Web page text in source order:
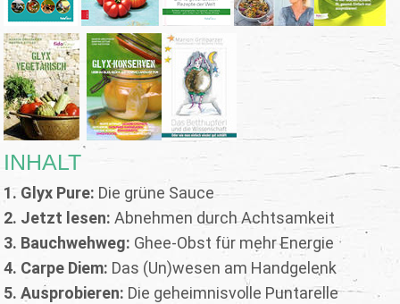
INHALT
1. Glyx Pure: Die grüne Sauce
2. Jetzt lesen: Abnehmen durch Achtsamkeit
3. Bauchwehweg: Ghee-Obst für mehr Energie
4. Carpe Diem: Das (Un)wesen am Handgelenk
5. Ausprobieren: Die geheimnisvolle Puntarelle